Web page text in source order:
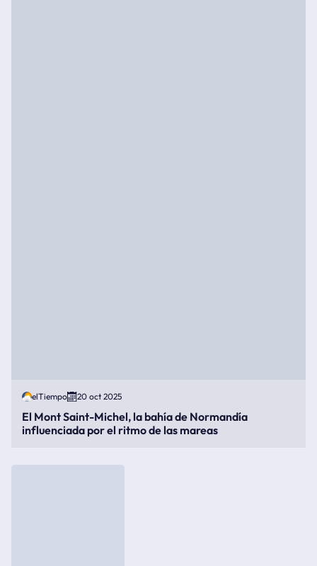
elTiempo 20 oct 2025
El Mont Saint-Michel, la bahía de Normandía
influenciada por el ritmo de las mareas